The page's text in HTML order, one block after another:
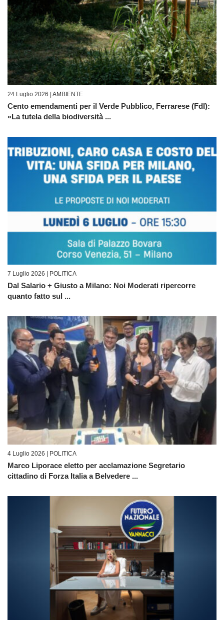
24 Luglio 2026 | AMBIENTE
Cento emendamenti per il Verde Pubblico, Ferrarese (FdI):
«La tutela della biodiversità ...
7 Luglio 2026 | POLITICA
Dal Salario + Giusto a Milano: Noi Moderati ripercorre
quanto fatto sul ...
4 Luglio 2026 | POLITICA
Marco Liporace eletto per acclamazione Segretario
cittadino di Forza Italia a Belvedere ...